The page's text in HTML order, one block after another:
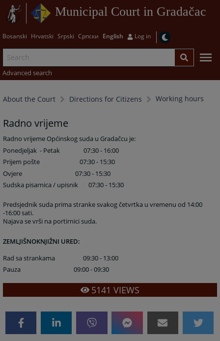
Municipal Court in Gradačac
Bosanski Hrvatski Srpski Српски English Log in
Advanced search
About the Court Directions for Citizens Working hours
Radno vrijeme
Radno vrijeme Općinskog suda u Gradačcu je:
Ponedjeljak - Petak 07:30 - 16:00
Prijem pošte 07:30 - 15:30
Ovjere 07:30 - 15:30
Sudska pisarnica / upisnik 07:30 - 15:30
Predsjednik suda prima stranke svakog četvrtka u vremenu od 14:00
-16:00 sati.
Najava se vrši na portirnici suda.
ZEMLJIŠNOKNJIŽNI URED:
Rad sa strankama 09:30 - 13:00
Pauza 09:00 - 09:30
5141 VIEWS